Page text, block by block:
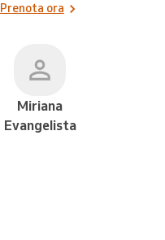
Prenota ora
Miriana
Evangelista